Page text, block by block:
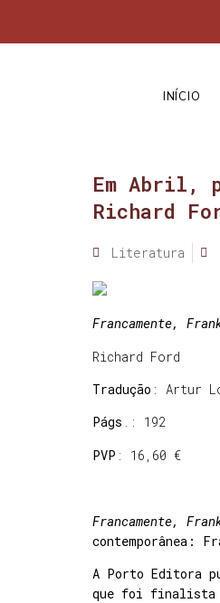
INÍCIO
Em Abril,
Richard
Literatura
Francamente,
Richard Ford
Tradução : Artur
Págs .: 192
PVP : 16,60 €
Francamente,
contemporânea:
A Porto Editora
que foi finalista